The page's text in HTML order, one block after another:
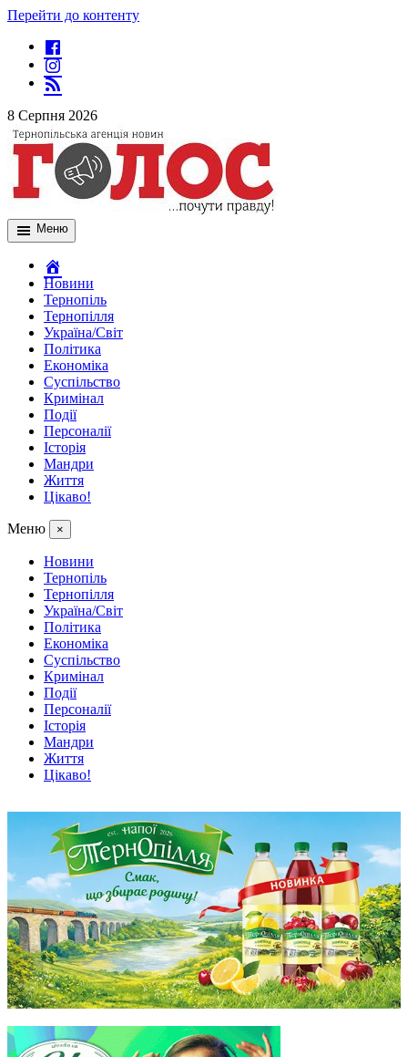
Перейти до контенту
8 Серпня 2026
Меню
Новини
Тернопіль
Тернопілля
Україна/Світ
Політика
Економіка
Суспільство
Кримінал
Події
Персоналії
Історія
Мандри
Життя
Цікаво!
Меню ×
Новини
Тернопіль
Тернопілля
Україна/Світ
Політика
Економіка
Суспільство
Кримінал
Події
Персоналії
Історія
Мандри
Життя
Цікаво!